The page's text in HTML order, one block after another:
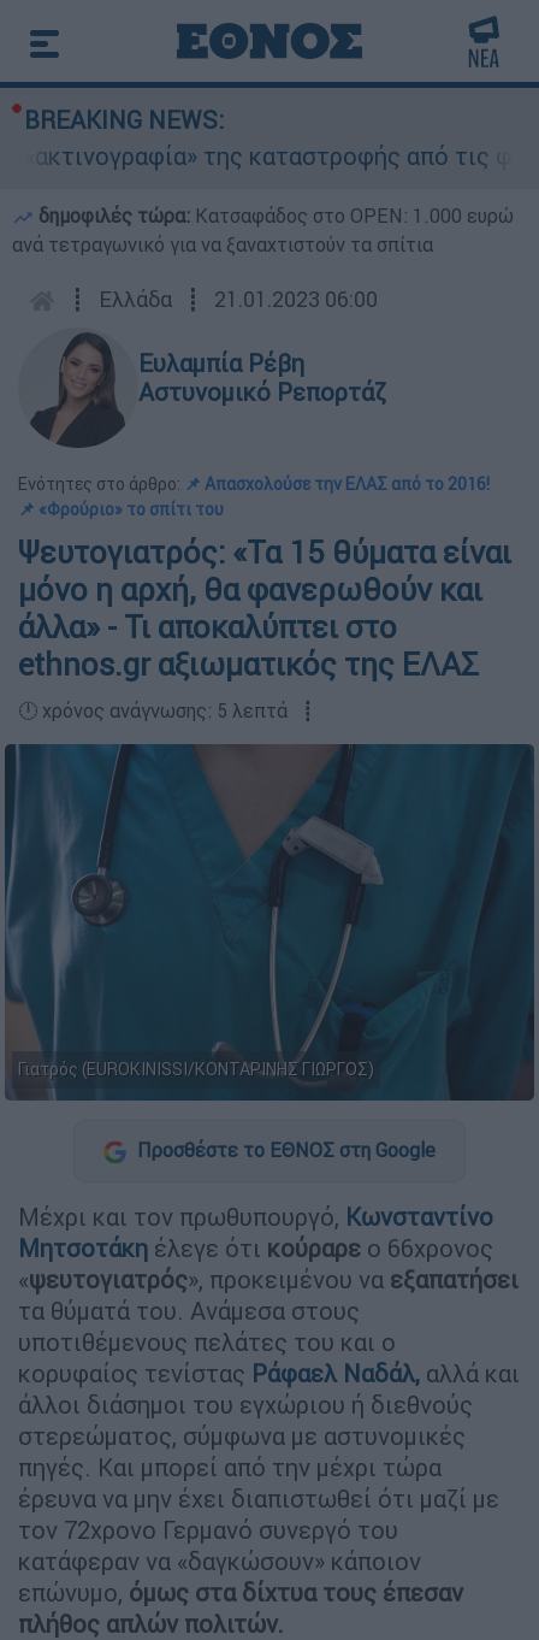
BREAKING NEWS:
της καταστροφής από τις φωτιές
δημοφιλές τώρα: Κατσαφάδος στο OPEN: 1.000 ευρώ
ανά τετραγωνικό για να ξαναχτιστούν τα σπίτια
┋ Ελλάδα ┋ 21.01.2023 06:00
Ευλαμπία Ρέβη
Αστυνομικό Ρεπορτάζ
Ενότητες στο άρθρο: 📌 Απασχολούσε την ΕΛΑΣ από το 2016!
📌 «Φρούριο» το σπίτι του
Ψευτογιατρός: «Τα 15 θύματα είναι
μόνο η αρχή, θα φανερωθούν και
άλλα» - Τι αποκαλύπτει στο
ethnos.gr αξιωματικός της ΕΛΑΣ
🕛 χρόνος ανάγνωσης: 5 λεπτά ┋
Γιατρός (EUROKINISSI/ΚΟΝΤΑΡΙΝΗΣ ΓΙΩΡΓΟΣ)
Προσθέστε το ΕΘΝΟΣ στη Google
Μέχρι και τον πρωθυπουργό, Κωνσταντίνο
Μητσοτάκη έλεγε ότι κούραρε ο 66χρονος
«ψευτογιατρός», προκειμένου να εξαπατήσει
τα θύματά του. Ανάμεσα στους
υποτιθέμενους πελάτες του και ο
κορυφαίος τενίστας Ράφαελ Ναδάλ, αλλά και
άλλοι διάσημοι του εγχώριου ή διεθνούς
στερεώματος, σύμφωνα με αστυνομικές
πηγές. Και μπορεί από την μέχρι τώρα
έρευνα να μην έχει διαπιστωθεί ότι μαζί με
τον 72χρονο Γερμανό συνεργό του
κατάφεραν να «δαγκώσουν» κάποιον
επώνυμο, όμως στα δίχτυα τους έπεσαν
πλήθος απλών πολιτών.